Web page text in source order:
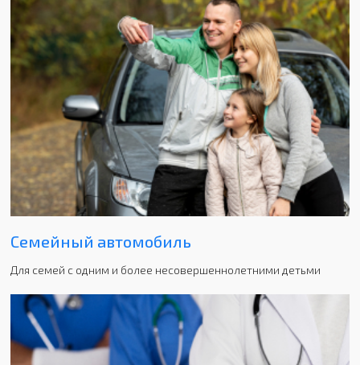
Семейный автомобиль
Для семей с одним и более несовершеннолетними детьми